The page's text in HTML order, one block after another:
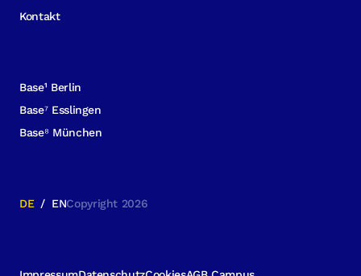
Kontakt
Base¹ Berlin
Base⁷ Esslingen
Base⁸ München
DE / ENCopyright 2026